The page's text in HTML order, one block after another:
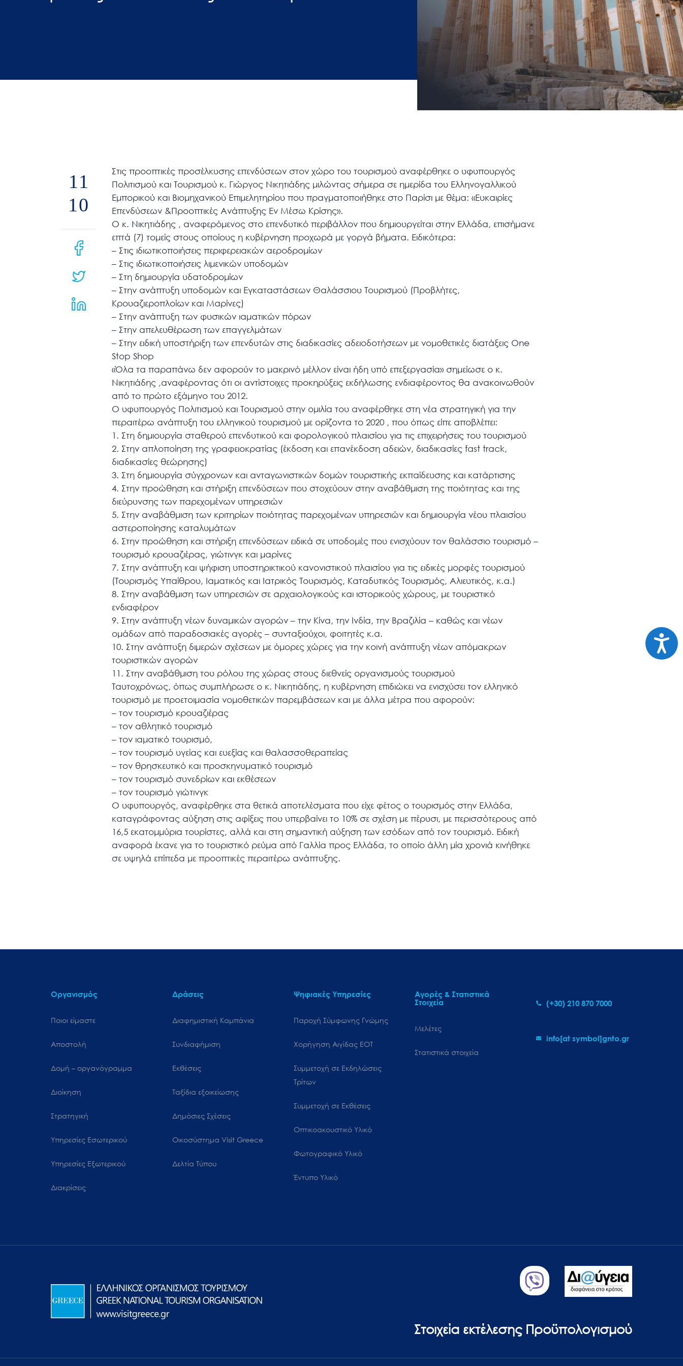
χρησιμοποιούν
11
10
Στις προοπτικές προσέλκυσης επενδύσεων στον χώρο του τουρισμού αναφέρθηκε ο υφυπουργός
Πολιτισμού και Τουρισμού κ. Γιώργος Νικητιάδης μιλώντας σήμερα σε ημερίδα του Ελληνογαλλικού
Εμπορικού και Βιομηχανικού Επιμελητηρίου που πραγματοποιήθηκε στο Παρίσι με θέμα: «Ευκαιρίες
Επενδύσεων &Προοπτικές Ανάπτυξης Εν Μέσω Κρίσης».
Ο κ. Νικητιάδης , αναφερόμενος στο επενδυτικό περιβάλλον που δημιουργείται στην Ελλάδα, επισήμανε
επτά (7) τομείς στους οποίους η κυβέρνηση προχωρά με γοργά βήματα. Ειδικότερα:
– Στις ιδιωτικοποιήσεις περιφερειακών αεροδρομίων
– Στις ιδιωτικοποιήσεις λιμενικών υποδομών
– Στη δημιουργία υδατοδρομίων
– Στην ανάπτυξη υποδομών και Εγκαταστάσεων Θαλάσσιου Τουρισμού (Προβλήτες,
Κρουαζιεροπλοίων και Μαρίνες)
– Στην ανάπτυξη των φυσικών ιαματικών πόρων
– Στην απελευθέρωση των επαγγελμάτων
– Στην ειδική υποστήριξη των επενδυτών στις διαδικασίες αδειοδοτήσεων με νομοθετικές διατάξεις One
Stop Shop
«Όλα τα παραπάνω δεν αφορούν το μακρινό μέλλον είναι ήδη υπό επεξεργασία» σημείωσε ο κ.
Νικητιάδης ,αναφέροντας ότι οι αντίστοιχες προκηρύξεις εκδήλωσης ενδιαφέροντος θα ανακοινωθούν
από το πρώτο εξάμηνο του 2012.
Ο υφυπουργός Πολιτισμού και Τουρισμού στην ομιλία του αναφέρθηκε στη νέα στρατηγική για την
περαιτέρω ανάπτυξη του ελληνικού τουρισμού με ορίζοντα το 2020 , που όπως είπε αποβλέπει:
1. Στη δημιουργία σταθερού επενδυτικού και φορολογικού πλαισίου για τις επιχειρήσεις του τουρισμού
2. Στην απλοποίηση της γραφειοκρατίας (έκδοση και επανέκδοση αδειών, διαδικασίες fast track,
διαδικασίες θεώρησης)
3. Στη δημιουργία σύγχρονων και ανταγωνιστικών δομών τουριστικής εκπαίδευσης και κατάρτισης
4. Στην προώθηση και στήριξη επενδύσεων που στοχεύουν στην αναβάθμιση της ποιότητας και της
διεύρυνσης των παρεχομένων υπηρεσιών
5. Στην αναβάθμιση των κριτηρίων ποιότητας παρεχομένων υπηρεσιών και δημιουργία νέου πλαισίου
αστεροποίησης καταλυμάτων
6. Στην προώθηση και στήριξη επενδύσεων ειδικά σε υποδομές που ενισχύουν τον θαλάσσιο τουρισμό –
τουρισμό κρουαζιέρας, γιώτινγκ και μαρίνες
7. Στην ανάπτυξη και ψήφιση υποστηρικτικού κανονιστικού πλαισίου για τις ειδικές μορφές τουρισμού
(Τουρισμός Υπαίθρου, Ιαματικός και Ιατρικός Τουρισμός, Καταδυτικός Τουρισμός, Αλιευτικός, κ.α.)
8. Στην αναβάθμιση των υπηρεσιών σε αρχαιολογικούς και ιστορικούς χώρους, με τουριστικό
ενδιαφέρον
9. Στην ανάπτυξη νέων δυναμικών αγορών – την Κίνα, την Ινδία, την Βραζιλία – καθώς και νέων
ομάδων από παραδοσιακές αγορές – συνταξιούχοι, φοιτητές κ.α.
10. Στην ανάπτυξη διμερών σχέσεων με όμορες χώρες για την κοινή ανάπτυξη νέων απόμακρων
τουριστικών αγορών
11. Στην αναβάθμιση του ρόλου της χώρας στους διεθνείς οργανισμούς τουρισμού
Ταυτοχρόνως, όπως συμπλήρωσε ο κ. Νικητιάδης, η κυβέρνηση επιδιώκει να ενισχύσει τον ελληνικό
τουρισμό με προετοιμασία νομοθετικών παρεμβάσεων και με άλλα μέτρα που αφορούν:
– τον τουρισμό κρουαζιέρας
– τον αθλητικό τουρισμό
– τον ιαματικό τουρισμό,
– τον τουρισμό υγείας και ευεξίας και θαλασσοθεραπείας
– τον θρησκευτικό και προσκηνυματικό τουρισμό
– τον τουρισμό συνεδρίων και εκθέσεων
– τον τουρισμό γιώτινγκ
Ο υφυπουργός, αναφέρθηκε στα θετικά αποτελέσματα που είχε φέτος ο τουρισμός στην Ελλάδα,
καταγράφοντας αύξηση στις αφίξεις που υπερβαίνει το 10% σε σχέση με πέρυσι, με περισσότερους από
16,5 εκατομμύρια τουρίστες, αλλά και στη σημαντική αύξηση των εσόδων από τον τουρισμό. Ειδική
αναφορά έκανε για το τουριστικό ρεύμα από Γαλλία προς Ελλάδα, το οποίο άλλη μία χρονιά κινήθηκε
σε υψηλά επίπεδα με προοπτικές περαιτέρω ανάπτυξης.
Οργανισμός
Ποιοι είμαστε
Αποστολή
Δομή – οργανόγραμμα
Διοίκηση
Στρατηγική
Υπηρεσίες Εσωτερικού
Υπηρεσίες Εξωτερικού
Διακρίσεις
Δράσεις
Διαφημιστική Καμπάνια
Συνδιαφήμιση
Εκθέσεις
Ταξίδια εξοικείωσης
Δημόσιες Σχέσεις
Oικοσύστημα Visit Greece
Δελτία Τύπου
Ψηφιακές Υπηρεσίες
Παροχή Σύμφωνης Γνώμης
Χορήγηση Αιγίδας ΕΟΤ
Συμμετοχή σε Εκδηλώσεις
Τρίτων
Συμμετοχή σε Εκθέσεις
Οπτικοακουστικό Υλικό
Φωτογραφικό Υλικό
Έντυπο Υλικό
Αγορές & Στατιστικά
Στοιχεία
Μελέτες
Στατιστικά στοιχεία
(+30) 210 870 7000
info[at symbol]gnto.gr
Στοιχεία εκτέλεσης Προϋπολογισμού